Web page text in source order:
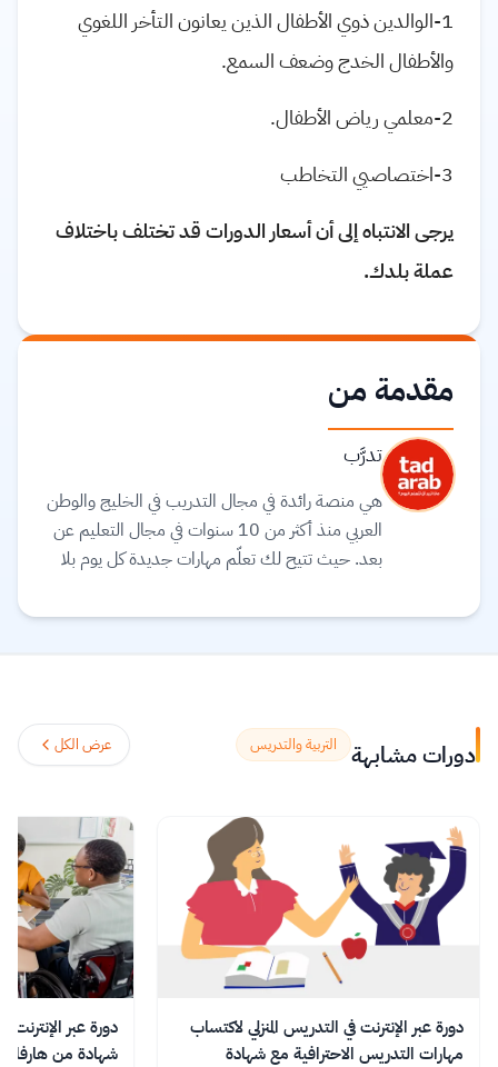
1-الوالدين ذوي الأطفال الذين يعانون التأخر اللغوي
والأطفال الخدج وضعف السمع.
2-معلمي رياض الأطفال.
3-اختصاصيي التخاطب
يرجى الانتباه إلى أن أسعار الدورات قد تختلف باختلاف
عملة بلدك.
مقدمة من
تدرَّب
هي منصة رائدة في مجال التدريب في الخليج والوطن
العربي منذ أكثر من 10 سنوات في مجال التعليم عن
بعد. حيث تتيح لك تعلّم مهارات جديدة كل يوم بلا
العربي، والاستفادة من محتوى المنصة ومتابعة مئات
دورات مشابهة التربية والتدريس عرض الكل
دورة عبر الإنترنت في التدريس المنزلي لاكتساب
مهارات التدريس الاحترافية مع شهادة
دورة عبر الإنترنت
شهادة من هارفارد